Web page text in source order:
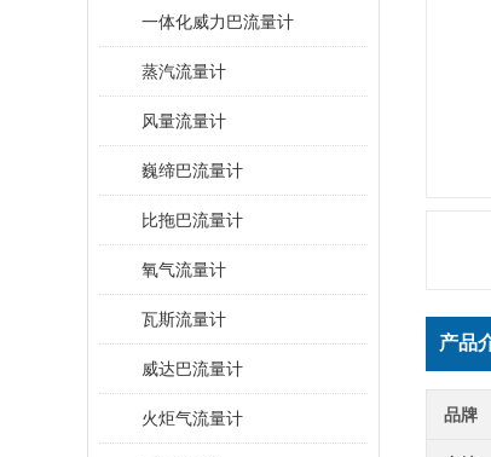
一体化威力巴流量计
蒸汽流量计
风量流量计
巍缔巴流量计
比拖巴流量计
氧气流量计
瓦斯流量计
威达巴流量计
火炬气流量计
产品
品牌